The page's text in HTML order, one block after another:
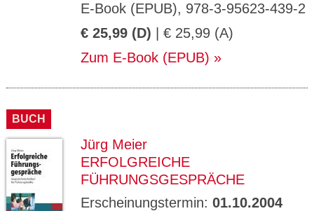
E-Book (EPUB), 978-3-95623-439-2
€ 25,99 (D) | € 25,99 (A)
Zum E-Book (EPUB)
BUCH
Jürg Meier
ERFOLGREICHE
FÜHRUNGSGESPRÄCHE
Erscheinungstermin: 01.10.2004